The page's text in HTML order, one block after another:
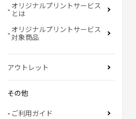
オリジナルプリントサービス
とは
オリジナルプリントサービス
対象商品
アウトレット
その他
ご利用ガイド